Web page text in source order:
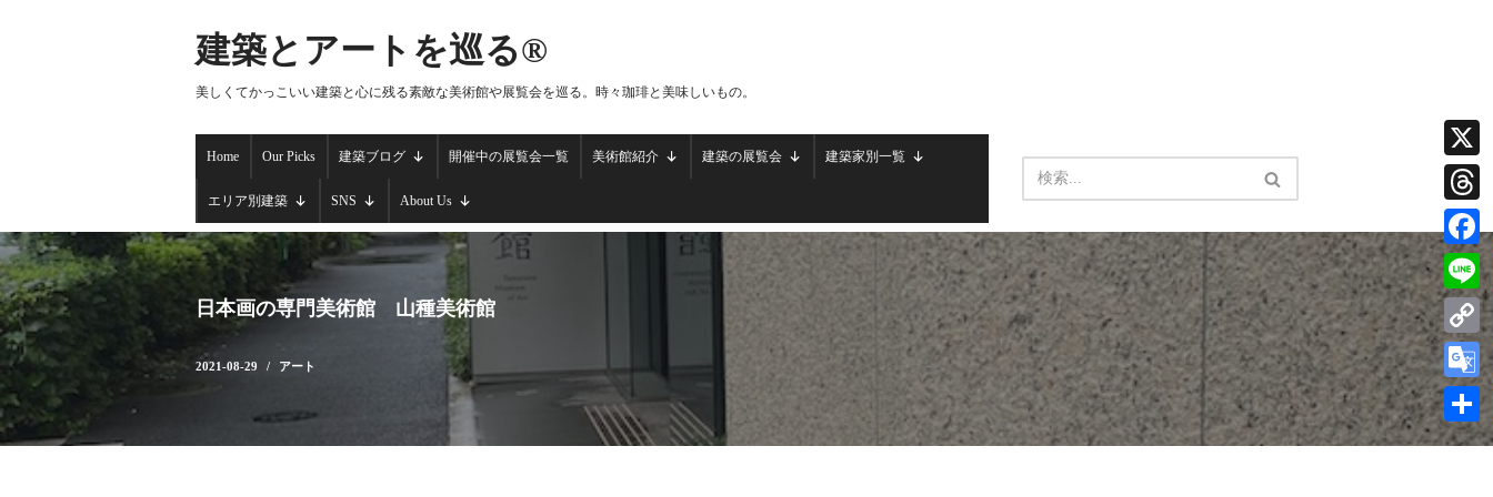
キ
ッ
プ
建築とアートを巡る®
美しくてかっこいい建築と心に残る素敵な美術館や展覧会を巡る。時々珈琲と美味しいもの。
Home Our Picks 建築ブログ 開催中の展覧会一覧 美術館紹介 建築の展覧会 建築家別一覧
エリア別建築 SNS About Us
日本画の専門美術館 山種美術館
2021-08-29 アート
X
Threads
Line
Copy
Link
Google
共